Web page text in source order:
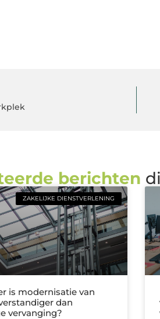
berichten
ZAKELIJKE DIENSTVERLENING
is modernisatie van
dan
vervanging?